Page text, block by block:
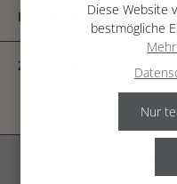
INFORMATIONEN
ZAHLUNGSARTEN
Alle Preise inkl. gesetzl.
Diese Website
bestmögliche
Nur